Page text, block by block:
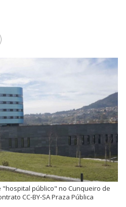
un e-mail
público" no Cunqueiro de
CC-BY-SA Praza Pública